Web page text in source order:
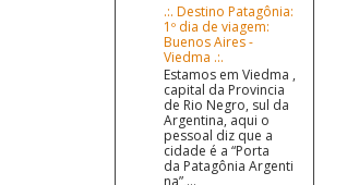
.:. Destino Patagônia:
1º dia de viagem:
Buenos Aires -
Viedma .:.
Estamos em Viedma ,
capital da Provincia
de Rio Negro, sul da
Argentina, aqui o
pessoal diz que a
cidade é a “Porta
da Patagônia Argenti